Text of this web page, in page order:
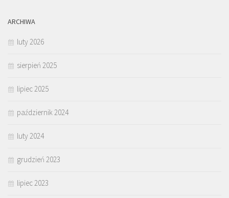
ARCHIWA
luty 2026
sierpień 2025
lipiec 2025
październik 2024
luty 2024
grudzień 2023
lipiec 2023